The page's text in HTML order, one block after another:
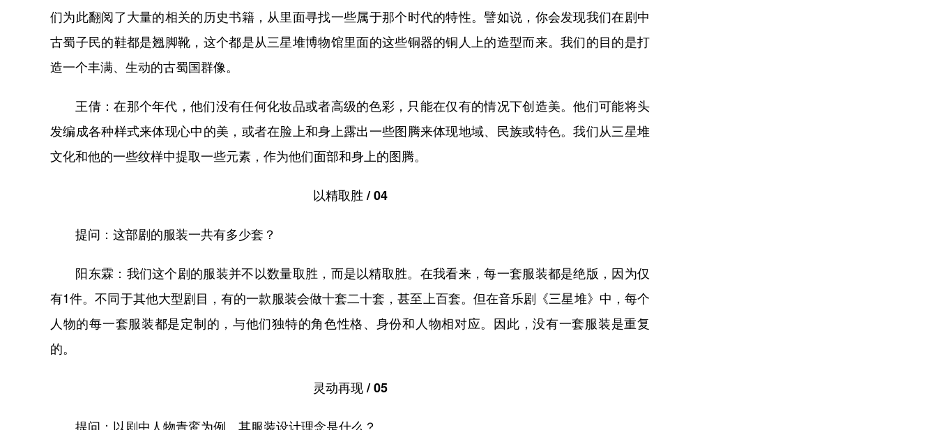
们为此翻阅了大量的相关的历史书籍，从里面寻找一些属于那个时代的特性。譬如说，你会发现我们在剧中
古蜀子民的鞋都是翘脚靴，这个都是从三星堆博物馆里面的这些铜器的铜人上的造型而来。我们的目的是打
造一个丰满、生动的古蜀国群像。
王倩：在那个年代，他们没有任何化妆品或者高级的色彩，只能在仅有的情况下创造美。他们可能将头
发编成各种样式来体现心中的美，或者在脸上和身上露出一些图腾来体现地域、民族或特色。我们从三星堆
文化和他的一些纹样中提取一些元素，作为他们面部和身上的图腾。
以精取胜 / 04
提问：这部剧的服装一共有多少套？
阳东霖：我们这个剧的服装并不以数量取胜，而是以精取胜。在我看来，每一套服装都是绝版，因为仅
有1件。不同于其他大型剧目，有的一款服装会做十套二十套，甚至上百套。但在音乐剧《三星堆》中，每个
人物的每一套服装都是定制的，与他们独特的角色性格、身份和人物相对应。因此，没有一套服装是重复
的。
灵动再现 / 05
提问：以剧中人物青鸾为例，其服装设计理念是什么？